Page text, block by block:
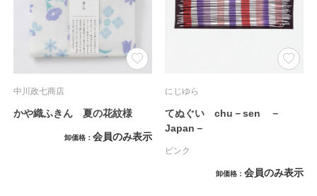
中川政七商店
かや織ふきん 夏の花紋様
卸価格 会員のみ表示
にじゆら
てぬぐい chu－sen －
Japan－
ピンク
卸価格 会員のみ表示